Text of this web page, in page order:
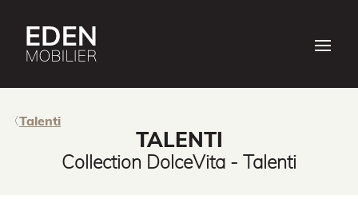
Talenti
TALENTI
Collection DolceVita - Talenti